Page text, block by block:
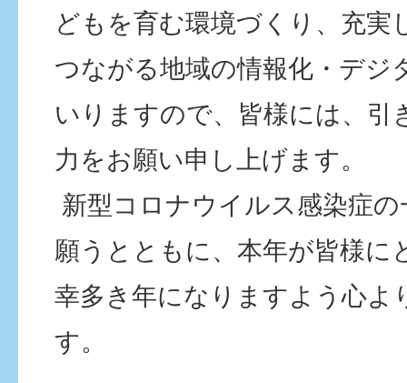
どもを育む環境づくり、充実
つながる地域の情報化・デジ
いりますので、皆様には、引
力をお願い申し上げます。
新型コロナウイルス感染症
願うとともに、本年が皆様に
幸多き年になりますよう心よ
す。